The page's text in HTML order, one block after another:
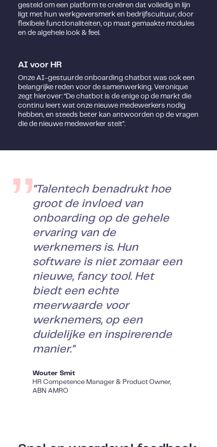
gesteld om een platform te creëren dat volledig in lijn
ligt met hun werkgeversmerk en bedrijfscultuur, door
flexibele functionaliteiten, op maat gemaakte modules
en de algehele look & feel.
AI voor HR
Onze AI-gestuurde onboarding chatbot was ook een
belangrijke reden voor de samenwerking. Veronique
zegt hierover: “De chatbot is de enige op de markt die
continu leert wat onze nieuwe medewerkers nodig
hebben, en steeds beter kan antwoorden op de vragen
die de nieuwe medewerker stelt".
"Talentech benadrukt hoe
groot de invloed van
onboarding op de gehele
ervaring van de
werknemers is. Hun
software is niet zomaar een
nieuwe, fancy tool. Het
biedt een echte
meerwaarde voor
werknemers, op een
duidelijke en inspirerende
manier."
Wouter Smit
HR Competence Manager & Product Owner,
ABN AMRO